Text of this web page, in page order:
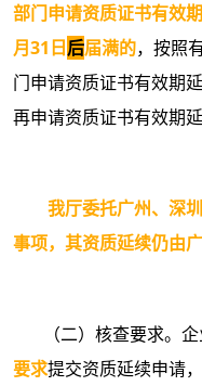
部门申请资质证书有效期
月31日后届满的，按照
门申请资质证书有效期
再申请资质证书有效期
我厅委托广州、深圳
事项，其资质延续仍由
（二）核查要求。企
要求提交资质延续申请